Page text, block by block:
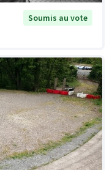
Soumis au vote